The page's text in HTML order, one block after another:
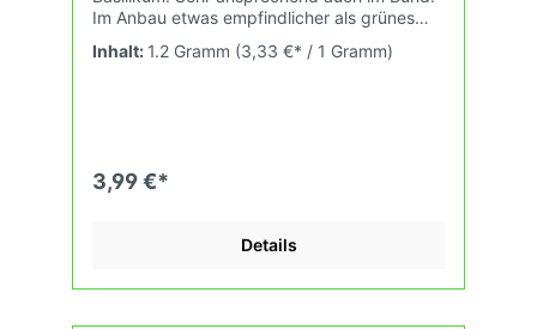
Im Anbau etwas empfindlicher als grünes
Inhalt: 1.2 Gramm (3,33 €* / 1 Gramm)
3,99 €*
Details